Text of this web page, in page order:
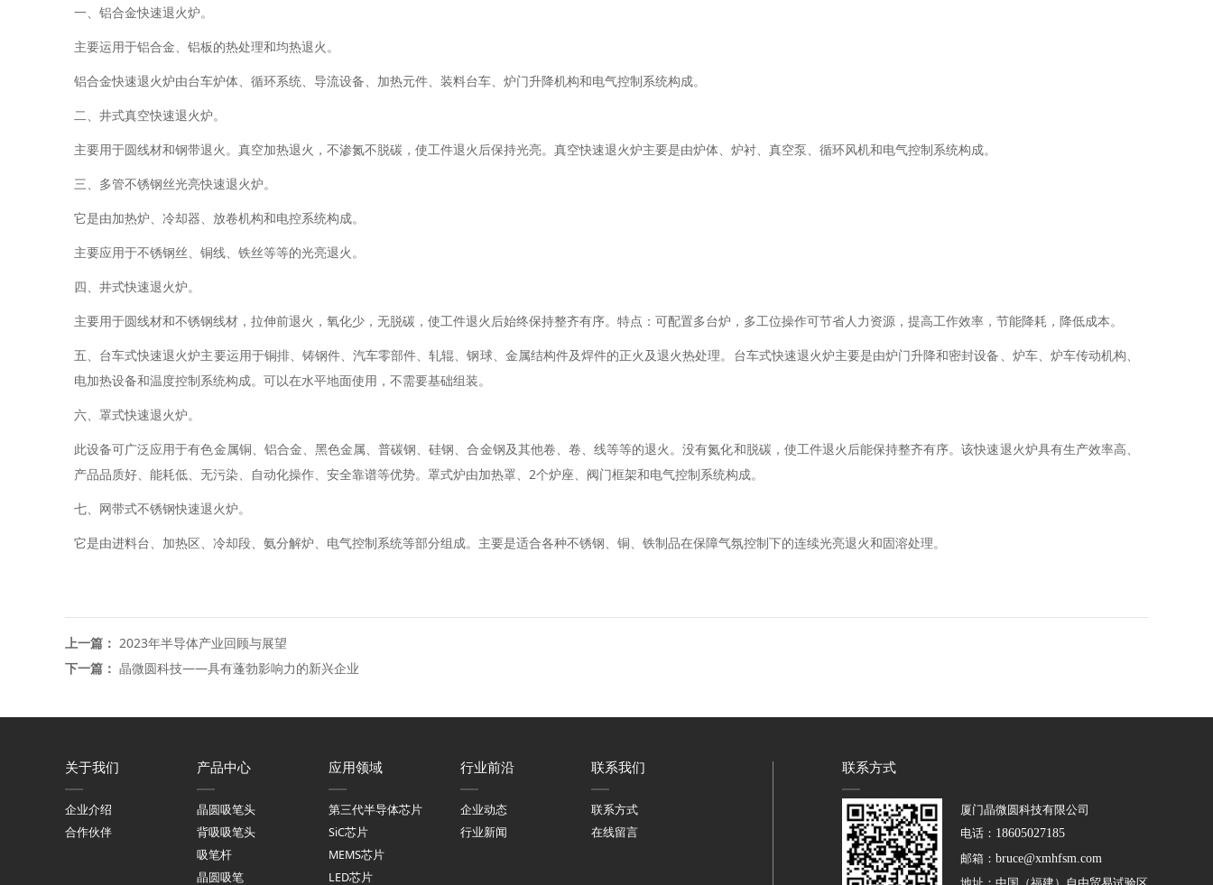
一、铝合金快速退火炉。
主要运用于铝合金、铝板的热处理和均热退火。
铝合金快速退火炉由台车炉体、循环系统、导流设备、加热元件、装料台车、炉门升降机构和电气控制系统构成。
二、井式真空快速退火炉。
主要用于圆线材和钢带退火。真空加热退火，不渗氮不脱碳，使工件退火后保持光亮。真空快速退火炉主要是由炉体、炉衬、真空泵、循环风机和电气控制系统构成。
三、多管不锈钢丝光亮快速退火炉。
它是由加热炉、冷却器、放卷机构和电控系统构成。
主要应用于不锈钢丝、铜线、铁丝等等的光亮退火。
四、井式快速退火炉。
主要用于圆线材和不锈钢线材，拉伸前退火，氧化少，无脱碳，使工件退火后始终保持整齐有序。特点：可配置多台炉，多工位操作可节省人力资源，提高工作效率，节能降耗，降低成本。
五、台车式快速退火炉主要运用于铜排、铸钢件、汽车零部件、轧辊、钢球、金属结构件及焊件的正火及退火热处理。台车式快速退火炉主要是由炉门升降和密封设备、炉车、炉车传动机构、
电加热设备和温度控制系统构成。可以在水平地面使用，不需要基础组装。
六、罩式快速退火炉。
此设备可广泛应用于有色金属铜、铝合金、黑色金属、普碳钢、硅钢、合金钢及其他卷、卷、线等等的退火。没有氮化和脱碳，使工件退火后能保持整齐有序。该快速退火炉具有生产效率高、
产品品质好、能耗低、无污染、自动化操作、安全靠谱等优势。罩式炉由加热罩、2个炉座、阀门框架和电气控制系统构成。
七、网带式不锈钢快速退火炉。
它是由进料台、加热区、冷却段、氨分解炉、电气控制系统等部分组成。主要是适合各种不锈钢、铜、铁制品在保障气氛控制下的连续光亮退火和固溶处理。
上一篇： 2023年半导体产业回顾与展望
下一篇： 晶微圆科技——具有蓬勃影响力的新兴企业
关于我们
企业介绍
合作伙伴
产品中心
晶圆吸笔头
背吸吸笔头
吸笔杆
晶圆吸笔
应用领域
第三代半导体芯片
SiC芯片
MEMS芯片
LED芯片
行业前沿
企业动态
行业新闻
联系我们
联系方式
在线留言
联系方式
厦门晶微圆科技有限公司
电话： 18605027185
邮箱： bruce@xmhfsm.com